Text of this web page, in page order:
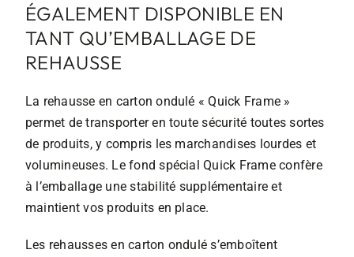
ÉGALEMENT DISPONIBLE EN
TANT QU’EMBALLAGE DE
REHAUSSE
La rehausse en carton ondulé « Quick Frame »
permet de transporter en toute sécurité toutes sortes
de produits, y compris les marchandises lourdes et
volumineuses. Le fond spécial Quick Frame confère
à l’emballage une stabilité supplémentaire et
maintient vos produits en place.
Les rehausses en carton ondulé s’emboîtent